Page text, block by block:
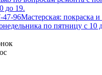
до 19.
47-96Мастерская: покраска и
по пятницу с 10